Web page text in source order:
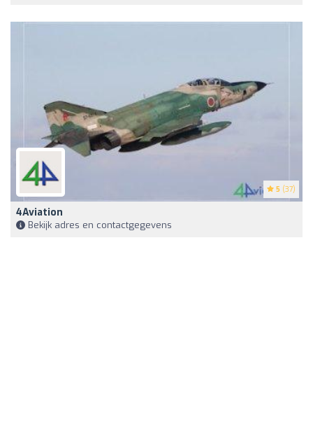
5 (37)
4Aviation
Bekijk adres en contactgegevens